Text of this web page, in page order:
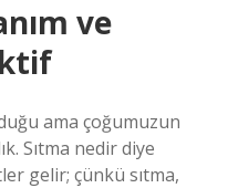
ve
ama çoğumuzun
Sıtma nedir diye
gelir; çünkü sıtma,